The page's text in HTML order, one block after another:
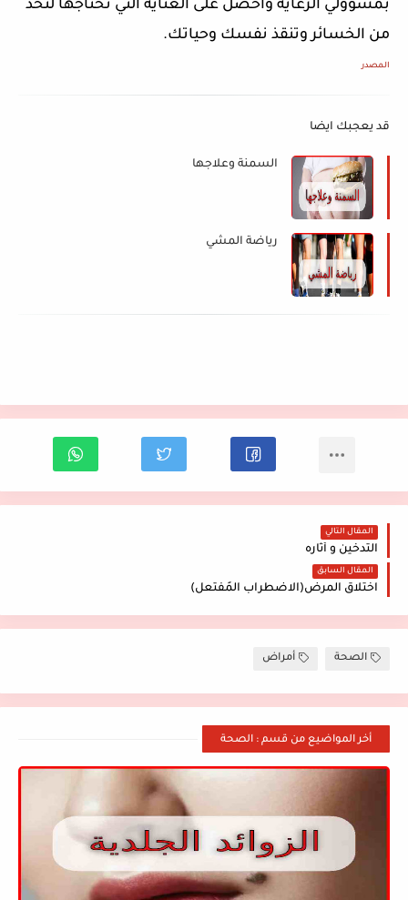
بمسؤولي الرعاية واحصل على العناية التي تحتاجها لتحد
من الخسائر وتنقذ نفسك وحياتك.
المصدر
قد يعجبك ايضا
السمنة وعلاجها
رياضة المشي
المقال التالي
التدخين و أثاره
المقال السابق
اختلاق المرض(الاضطراب المُفتعل)
الصحة أمراض
أخر المواضيع من قسم : الصحة